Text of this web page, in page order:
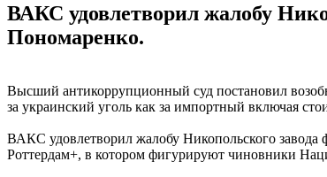
ВАКС удовлетворил жалобу
Пономаренко.
Высший антикоррупционный суд постановил
за украинский уголь как за импортный включая
ВАКС удовлетворил жалобу Никопольского завода
Роттердам+, в котором фигурируют чиновники